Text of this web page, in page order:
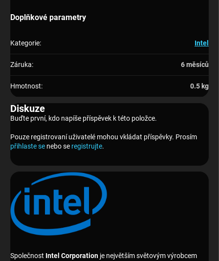
Doplňkové parametry
Kategorie: Intel
Záruka: 6 měsíců
Hmotnost: 0.5 kg
Diskuze
Buďte první, kdo napíše příspěvek k této položce.
Pouze registrovaní uživatelé mohou vkládat příspěvky. Prosím
přihlaste se nebo se registrujte.
Společnost Intel Corporation je největším světovým výrobcem